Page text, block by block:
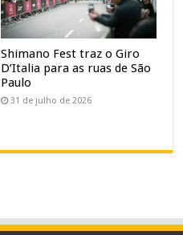
Shimano Fest traz o Giro
D’Italia para as ruas de São
Paulo
31 de julho de 2026